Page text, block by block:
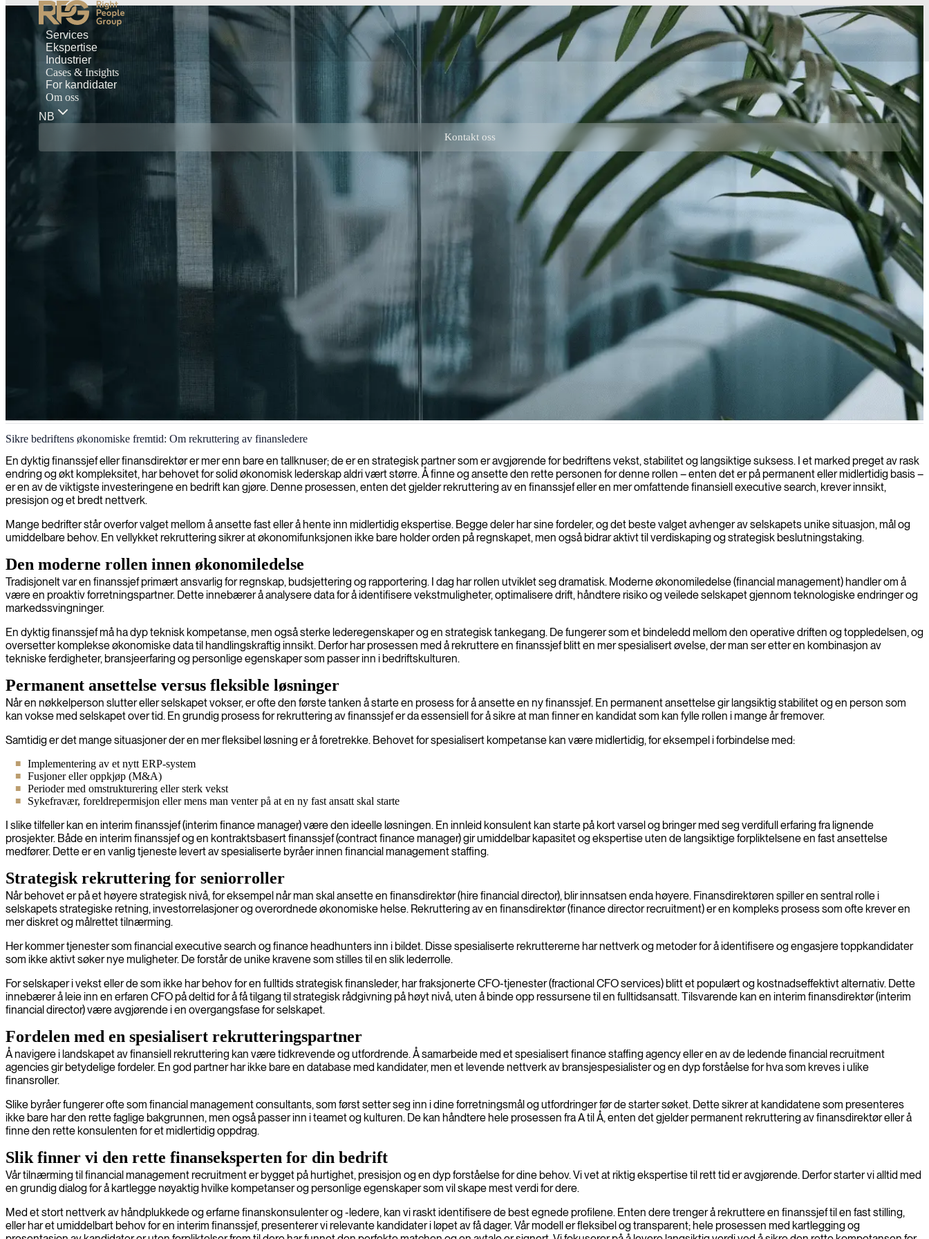
Services
Ekspertise
Industrier
Cases & Insights
For kandidater
Om oss
NB
Kontakt oss
Økonomistyring
Vi tilbyr erfarne fagfolk innen økonomisk styring som vil løfte din økonomiske ytelse gjennom strategisk planlegging, budsjettering og optimalisering av sentrale finansielle prosesser.
Sikre bedriftens økonomiske fremtid: Om rekruttering av finansledere
En dyktig finanssjef eller finansdirektør er mer enn bare en tallknuser; de er en strategisk partner som er avgjørende for bedriftens vekst, stabilitet og langsiktige suksess. I et marked preget av rask
endring og økt kompleksitet, har behovet for solid økonomisk lederskap aldri vært større. Å finne og ansette den rette personen for denne rollen – enten det er på permanent eller midlertidig basis –
er en av de viktigste investeringene en bedrift kan gjøre. Denne prosessen, enten det gjelder rekruttering av en finanssjef eller en mer omfattende finansiell executive search, krever innsikt,
presisjon og et bredt nettverk.
Mange bedrifter står overfor valget mellom å ansette fast eller å hente inn midlertidig ekspertise. Begge deler har sine fordeler, og det beste valget avhenger av selskapets unike situasjon, mål og
umiddelbare behov. En vellykket rekruttering sikrer at økonomifunksjonen ikke bare holder orden på regnskapet, men også bidrar aktivt til verdiskaping og strategisk beslutningstaking.
Den moderne rollen innen økonomiledelse
Tradisjonelt var en finanssjef primært ansvarlig for regnskap, budsjettering og rapportering. I dag har rollen utviklet seg dramatisk. Moderne økonomiledelse (financial management) handler om å
være en proaktiv forretningspartner. Dette innebærer å analysere data for å identifisere vekstmuligheter, optimalisere drift, håndtere risiko og veilede selskapet gjennom teknologiske endringer og
markedssvingninger.
En dyktig finanssjef må ha dyp teknisk kompetanse, men også sterke lederegenskaper og en strategisk tankegang. De fungerer som et bindeledd mellom den operative driften og toppledelsen, og
oversetter komplekse økonomiske data til handlingskraftig innsikt. Derfor har prosessen med å rekruttere en finanssjef blitt en mer spesialisert øvelse, der man ser etter en kombinasjon av
tekniske ferdigheter, bransjeerfaring og personlige egenskaper som passer inn i bedriftskulturen.
Permanent ansettelse versus fleksible løsninger
Når en nøkkelperson slutter eller selskapet vokser, er ofte den første tanken å starte en prosess for å ansette en ny finanssjef. En permanent ansettelse gir langsiktig stabilitet og en person som
kan vokse med selskapet over tid. En grundig prosess for rekruttering av finanssjef er da essensiell for å sikre at man finner en kandidat som kan fylle rollen i mange år fremover.
Samtidig er det mange situasjoner der en mer fleksibel løsning er å foretrekke. Behovet for spesialisert kompetanse kan være midlertidig, for eksempel i forbindelse med:
Implementering av et nytt ERP-system
Fusjoner eller oppkjøp (M&A)
Perioder med omstrukturering eller sterk vekst
Sykefravær, foreldrepermisjon eller mens man venter på at en ny fast ansatt skal starte
I slike tilfeller kan en interim finanssjef (interim finance manager) være den ideelle løsningen. En innleid konsulent kan starte på kort varsel og bringer med seg verdifull erfaring fra lignende
prosjekter. Både en interim finanssjef og en kontraktsbasert finanssjef (contract finance manager) gir umiddelbar kapasitet og ekspertise uten de langsiktige forpliktelsene en fast ansettelse
medfører. Dette er en vanlig tjeneste levert av spesialiserte byråer innen financial management staffing.
Strategisk rekruttering for seniorroller
Når behovet er på et høyere strategisk nivå, for eksempel når man skal ansette en finansdirektør (hire financial director), blir innsatsen enda høyere. Finansdirektøren spiller en sentral rolle i
selskapets strategiske retning, investorrelasjoner og overordnede økonomiske helse. Rekruttering av en finansdirektør (finance director recruitment) er en kompleks prosess som ofte krever en
mer diskret og målrettet tilnærming.
Her kommer tjenester som financial executive search og finance headhunters inn i bildet. Disse spesialiserte rekruttererne har nettverk og metoder for å identifisere og engasjere toppkandidater
som ikke aktivt søker nye muligheter. De forstår de unike kravene som stilles til en slik lederrolle.
For selskaper i vekst eller de som ikke har behov for en fulltids strategisk finansleder, har fraksjonerte CFO-tjenester (fractional CFO services) blitt et populært og kostnadseffektivt alternativ. Dette
innebærer å leie inn en erfaren CFO på deltid for å få tilgang til strategisk rådgivning på høyt nivå, uten å binde opp ressursene til en fulltidsansatt. Tilsvarende kan en interim finansdirektør (interim
financial director) være avgjørende i en overgangsfase for selskapet.
Fordelen med en spesialisert rekrutteringspartner
Å navigere i landskapet av finansiell rekruttering kan være tidkrevende og utfordrende. Å samarbeide med et spesialisert finance staffing agency eller en av de ledende financial recruitment
agencies gir betydelige fordeler. En god partner har ikke bare en database med kandidater, men et levende nettverk av bransjespesialister og en dyp forståelse for hva som kreves i ulike
finansroller.
Slike byråer fungerer ofte som financial management consultants, som først setter seg inn i dine forretningsmål og utfordringer før de starter søket. Dette sikrer at kandidatene som presenteres
ikke bare har den rette faglige bakgrunnen, men også passer inn i teamet og kulturen. De kan håndtere hele prosessen fra A til Å, enten det gjelder permanent rekruttering av finansdirektør eller å
finne den rette konsulenten for et midlertidig oppdrag.
Slik finner vi den rette finanseksperten for din bedrift
Vår tilnærming til financial management recruitment er bygget på hurtighet, presisjon og en dyp forståelse for dine behov. Vi vet at riktig ekspertise til rett tid er avgjørende. Derfor starter vi alltid med
en grundig dialog for å kartlegge nøyaktig hvilke kompetanser og personlige egenskaper som vil skape mest verdi for dere.
Med et stort nettverk av håndplukkede og erfarne finanskonsulenter og -ledere, kan vi raskt identifisere de best egnede profilene. Enten dere trenger å rekruttere en finanssjef til en fast stilling,
eller har et umiddelbart behov for en interim finanssjef, presenterer vi relevante kandidater i løpet av få dager. Vår modell er fleksibel og transparent; hele prosessen med kartlegging og